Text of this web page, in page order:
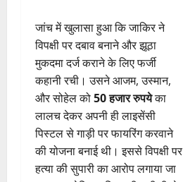
जांच में खुलासा हुआ कि जाकिर ने
विपक्षी पर दबाव बनाने और झूठा
मुकदमा दर्ज कराने के लिए फर्जी
कहानी रची। उसने आजम, उस्मान,
और सोहेल को50 हजार रुपयेका
लालच देकर अपनी ही लाइसेंसी
पिस्टल से गाड़ी पर फायरिंग करवाने
की योजना बनाई थी। इससे विपक्षी पर
हत्या की सुपारी का आरोप लगाया जा